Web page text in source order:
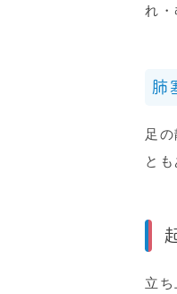
れ・
肺
足
と
立